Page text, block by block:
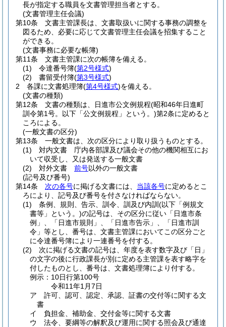
長が指定する職員を文書管理担当者とする。
(文書管理主任会議)
第10条
文書主管課長は、文書取扱いに関する事務の調整を
図るため、必要に応じて文書管理主任会議を招集すること
ができる。
(文書事務に必要な帳簿)
第11条
文書主管課に次の帳簿を備える。
(1)
令達番号簿(第2号様式)
(2)
書留受付簿(第3号様式)
2
各課に文書処理簿(第4号様式)を備える。
(文書の種類)
第12条
文書の種類は、日進市公文例規程(昭和46年日進町
訓令第1号。以下「公文例規程」という。)第2条に定めると
ころによる。
(一般文書の区分)
第13条
一般文書は、次の区分により取り扱うものとする。
(1)
対内文書 庁内各部課及び議会その他の機関相互にお
いて収受し、又は発送する一般文書
(2)
対外文書 前号以外の一般文書
(記号及び番号)
第14条
次の各号に掲げる文書には、 当該各号に定めるとこ
ろにより、記号及び番号を付さなければならない。
(1)
条例、規則、告示、訓令、訓及び内訓(以下「例規文
書等」という。)の記号は、その区分に従い「日進市条
例」、「日進市規則」、「日進市告示」、「日進市訓
令」等とし、番号は、文書主管課においてこの区分ごと
に令達番号簿により一連番号を付する。
(2)
次に掲げる文書の記号は、年度を表す数字及び「日」
の文字の後に行政課長が別に定める主管課を表す略字を
付したものとし、番号は、文書処理簿により付する。
例示：10日行第100号
令和11年1月7日
ア
許可、認可、認定、承認、証書の交付等に関する文
書
イ
負担金、補助金、交付金等に関する文書
ウ
法令、要綱等の解釈及び運用に関する照会及び通達